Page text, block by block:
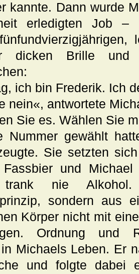
kannte. Dann wurde
erledigten Job
dicken Brille und
ich bin Frederik. Ich
nein«, antwortete
Sie es. Wählen Sie
Nummer gewählt
Sie setzten
und
trank nie
sondern aus
Körper nicht mit
Ordnung und
Michaels Leben. Er
und folgte dabei